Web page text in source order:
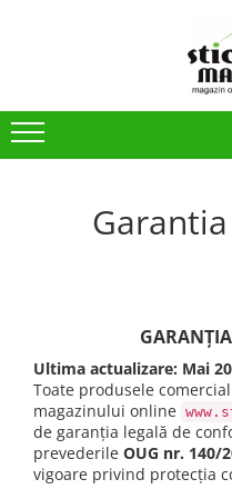
Produse la comandă
Stickere Atentionare
Autocolante automate cafea
Stickere automate cafea
Placute PVC
Self Wash
Ultima actualizare: Mai
Toate produsele
magazinului online
de garanția legală de
prevederile OUG nr. 140/
vigoare privind protecția